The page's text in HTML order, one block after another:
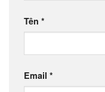
Tên *
Email *